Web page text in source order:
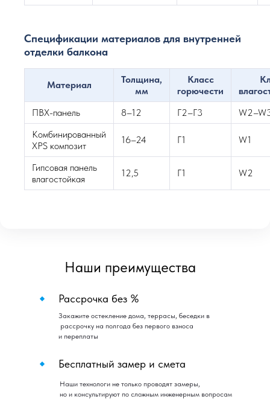
Спецификации материалов для внутренней
отделки балкона
Материал
Толщина,
мм
Класс
горючести
ПВХ-панель
8–12 Г2–Г3
Комбинированный
XPS композит
16–24 Г1 W1
Гипсовая панель
влагостойкая
12,5 Г1 W2
Наши преимущества
Рассрочка без %
Закажите остекление дома, террасы, беседки в
рассрочку на полгода без первого взноса
и переплаты
Бесплатный замер и смета
Наши технологи не только проводят замеры,
но и консультируют по сложным инженерным вопросам